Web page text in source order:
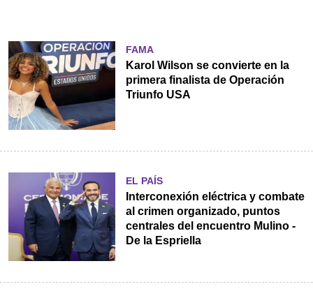
FAMA
Karol Wilson se convierte en la
primera finalista de Operación
Triunfo USA
EL PAÍS
Interconexión eléctrica y combate
al crimen organizado, puntos
centrales del encuentro Mulino -
De la Espriella